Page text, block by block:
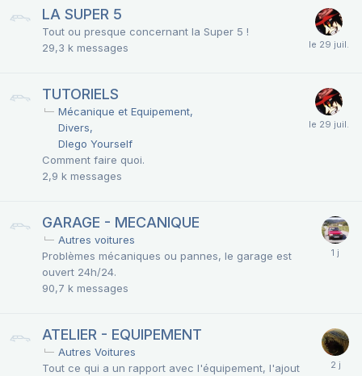
LA SUPER 5
Tout ou presque concernant la Super 5 !
29,3 k messages
TUTORIELS
Mécanique et Equipement
Divers
DIego Yourself
Comment faire quoi.
2,9 k messages
GARAGE - MECANIQUE
Autres voitures
Problèmes mécaniques ou pannes, le garage est
ouvert 24h/24.
90,7 k messages
ATELIER - EQUIPEMENT
Autres Voitures
Tout ce qui a un rapport avec l'équipement, l'ajout